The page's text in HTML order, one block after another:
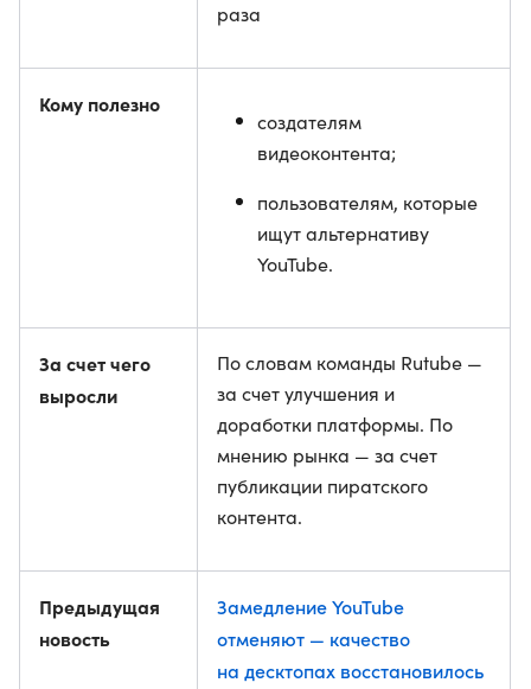
раза
Кому полезно
создателям
видеоконтента;
пользователям, которые
ищут альтернативу
YouTube.
За счет чего
выросли
По словам команды Rutube —
за счет улучшения и
доработки платформы. По
мнению рынка — за счет
публикации пиратского
контента.
Предыдущая
новость
Замедление YouTube
отменяют — качество
на десктопах восстановилось